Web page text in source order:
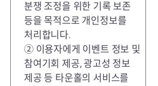
분쟁 조정을 위한 기록 보존
등을 목적으로 개인정보를
처리합니다.
② 이용자에게 이벤트 정보 및
참여기회 제공, 광고성 정보
제공 등 타운홀의 서비스를